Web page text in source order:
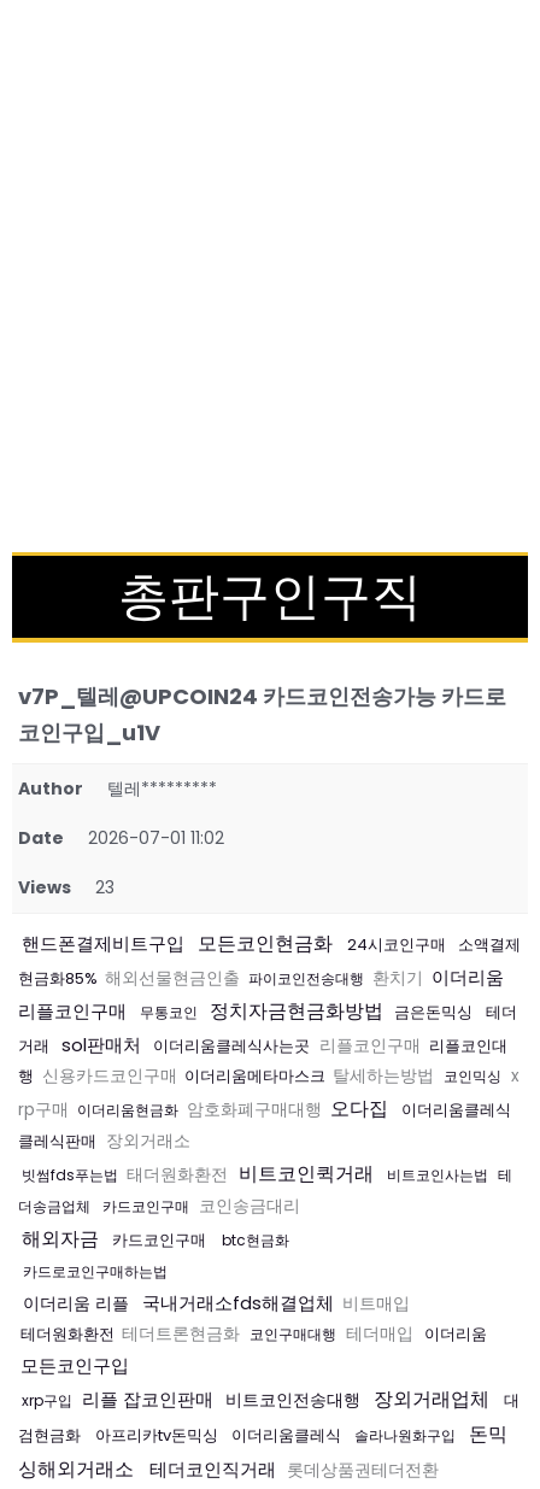
총판구인구직
v7P_텔레@UPCOIN24 카드코인전송가능 카드로
코인구입_u1V
Author 텔레*********
Date 2026-07-01 11:02
Views 23
핸드폰결제비트구입 모든코인현금화 24시코인구매
소액결제
현금화85% 해외선물현금인출 파이코인전송대행 환치기 이더리움
리플코인구매
무통코인 정치자금현금화방법 금은돈믹싱
테더
거래
sol판매처 이더리움클레식사는곳 리플코인구매 리플코인대
행 신용카드코인구매 이더리움메타마스크 탈세하는방법 코인믹싱 x
rp구매 이더리움현금화 암호화폐구매대행 오다집
이더리움클레식
클레식판매 장외거래소
빗썸fds푸는법 태더원화환전 비트코인퀵거래 비트코인사는법 테
더송금업체
카드코인구매 코인송금대리
해외자금 카드코인구매
btc현금화
카드로코인구매하는법
이더리움 리플 국내거래소fds해결업체 비트매입
테더원화환전 테더트론현금화 코인구매대행 테더매입 이더리움
모든코인구입
xrp구입 리플 잡코인판매 비트코인전송대행 장외거래업체
대
검현금화
아프리카tv돈믹싱 이더리움클레식 솔라나원화구입
돈믹
싱해외거래소
테더코인직거래 롯데상품권테더전환